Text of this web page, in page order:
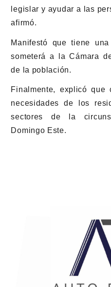
legislar y ayudar a las
afirmó.
Manifestó que tiene
someterá a la Cámara
de la población.
Finalmente, explicó
necesidades de los
sectores de la
Domingo Este.